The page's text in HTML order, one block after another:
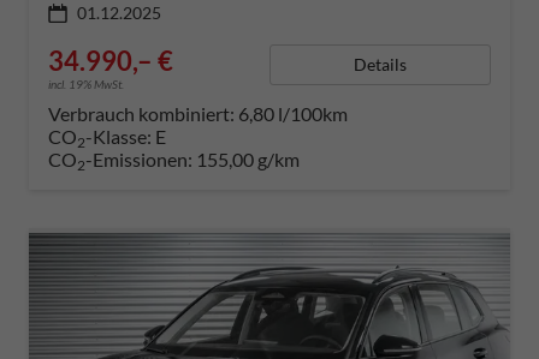
01.12.2025
34.990,– €
incl. 19% MwSt.
Details
Verbrauch kombiniert: 6,80 l/100km
CO2-Klasse: E
CO2-Emissionen: 155,00 g/km